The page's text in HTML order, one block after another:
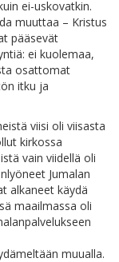
ei-uskovatkin.
muuttaa – Kristus
pääsevät
ei kuolemaa,
osattomat
itku ja
viisi oli viisasta
kirkossa
vain viidellä oli
Jumalan
alkaneet käydä
maailmassa oli
muualla.